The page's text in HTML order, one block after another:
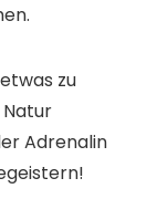
zu
Adrenalin